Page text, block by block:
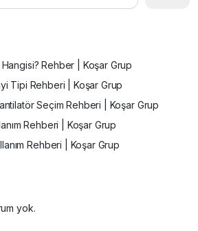
Rehber | Koşar Grup
Tipi Rehberi | Koşar Grup
Seçim Rehberi | Koşar Grup
Rehberi | Koşar Grup
Rehberi | Koşar Grup
yok.